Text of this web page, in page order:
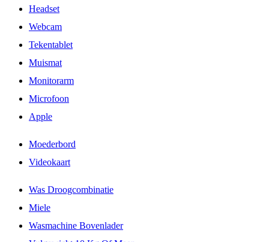
Headset
Webcam
Tekentablet
Muismat
Monitorarm
Microfoon
Apple
Moederbord
Videokaart
Was Droogcombinatie
Miele
Wasmachine Bovenlader